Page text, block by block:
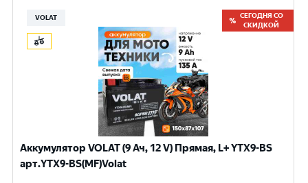
VOLAT
СЕГОДНЯ СО
СКИДКОЙ
Аккумулятор VOLAT (9 Ач, 12 V) Прямая, L+ YTX9-BS
арт.YTX9-BS(MF)Volat